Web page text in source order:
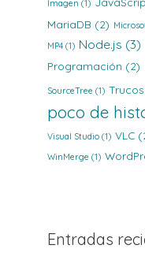
Imagen (1)
MariaDB (2)
MP4 (1) Node.js (3)
Programación (2)
SourceTree (1)
poco de
Visual Studio (1) VLC
WinMerge (1)
Entradas